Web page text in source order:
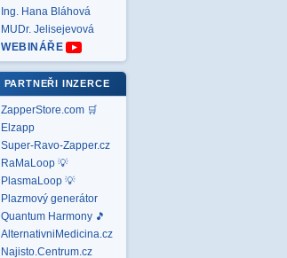
Ing. Hana Bláhová
MUDr. Jelisejevová
WEBINÁŘE
PARTNEŘI INZERCE
ZapperStore.com 🛒
Elzapp
Super-Ravo-Zapper.cz
RaMaLoop 💡
PlasmaLoop 💡
Plazmový generátor
Quantum Harmony 🎵
AlternativniMedicina.cz
Najisto.Centrum.cz